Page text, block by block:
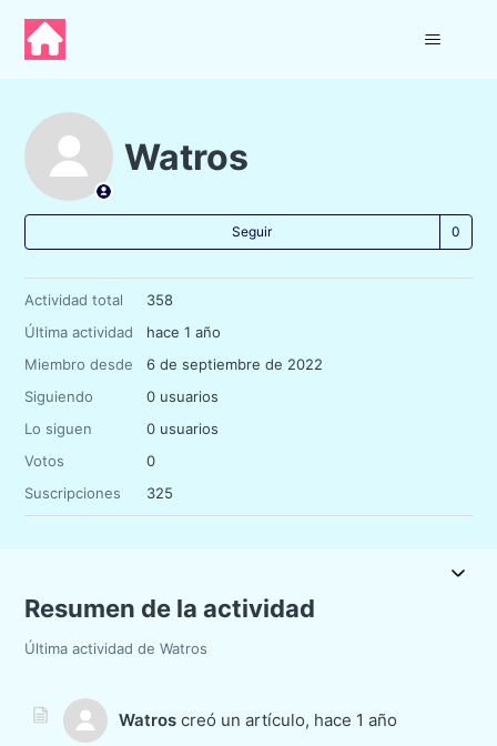
Watros
Seguir
Actividad total
358
Última actividad
hace 1 año
Miembro desde
6 de septiembre de 2022
Siguiendo
0 usuarios
Lo siguen
0 usuarios
Votos
0
Suscripciones
325
Resumen de la actividad
Última actividad de Watros
Watros creó un artículo, hace 1 año